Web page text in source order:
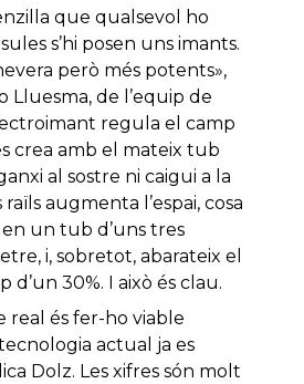
que qualsevol ho
s’hi posen uns imants.
però més potents»,
Lluesma, de l’equip de
regula el camp
crea amb el mateix tub
al sostre ni caigui a la
augmenta l’espai, cosa
un tub d’uns tres
i, sobretot, abarateix el
d’un 30%. I això és clau.
real és fer-ho viable
actual ja es
Dolz. Les xifres són molt